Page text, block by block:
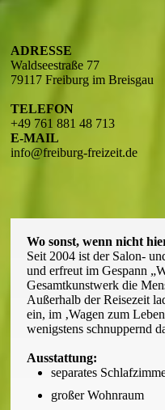
ADRESSE
Waldseestraße 77
79117 Freiburg im Breisgau
TELEFON
+49 761 881 48 713
E-MAIL
info@freiburg-freizeit.de
Wo sonst, wenn nicht
Seit 2004 ist der Salon-
und erfreut im Gespann
Gesamtkunstwerk die
Außerhalb der Reisezeit
ein, im ‚Wagen zum
wenigstens schnuppernd
Ausstattung:
separates
großer Wohnraum